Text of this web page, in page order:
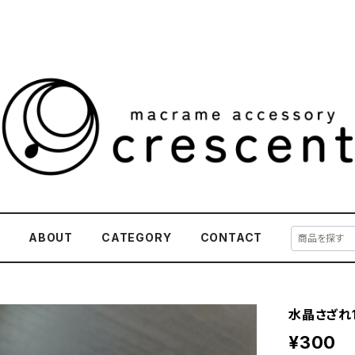
ABOUT CATEGORY CONTACT
水晶さざ
¥300